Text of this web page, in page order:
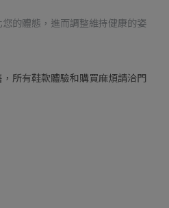
的體態，進而調整維持健康的姿
所有鞋款體驗和購買麻煩請洽門